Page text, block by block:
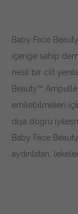
Baby Face
içeriğe sahip
nesil bir cilt
Beauty™
emilebilmeleri
dışa doğru
Baby Face
aydınlatan,